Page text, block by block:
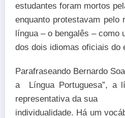
estudantes foram mortos
enquanto protestavam pelo
língua – o bengalês – como
dos dois idiomas oficiais do
Parafraseando Bernardo
a Língua Portuguesa”, a
representativa da sua
individualidade. Há um